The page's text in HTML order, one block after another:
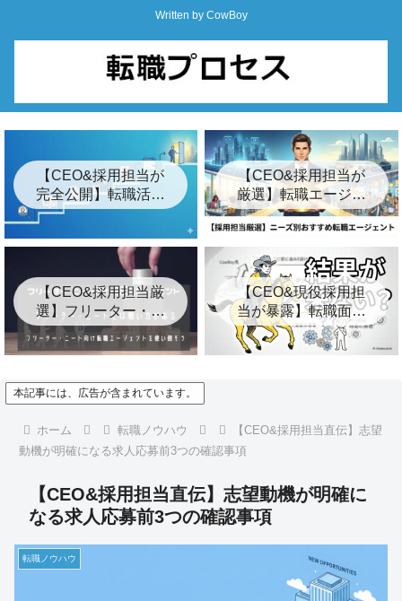
Written by CowBoy
【CEO&採用担当が
完全公開】転職活動
の始め方ロードマッ
順」
【CEO&採用担当が
厳選】転職エージェ
ントおすすめ24選&
裏事情【2026年最
【CEO&採用担当厳
選】フリーター・ニ
ート向けおすすめ転
職エージェント8選
【CEO&現役採用担
当が暴露】転職面接
の結果が遅い3つの裏
事情とは？【キー
本記事には、広告が含まれています。
ホーム 転職ノウハウ
【CEO&採用担当直伝】志望
動機が明確になる求人応募前3つの確認事項
【CEO&採用担当直伝】志望動機が明確に
なる求人応募前3つの確認事項
転職ノウハウ